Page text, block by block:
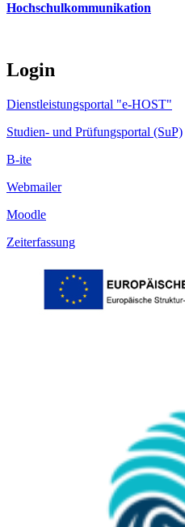
Hochschulkommunikation
Login
Dienstleistungsportal "e-HOST"
Studien- und Prüfungsportal (SuP)
B-ite
Webmailer
Moodle
Zeiterfassung